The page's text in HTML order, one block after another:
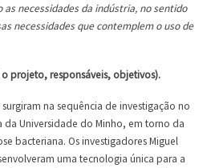
necessidades da indústria, no sentido
necessidades que contemplem o uso de
projeto, responsáveis, objetivos).
na sequência de investigação no
da Universidade do Minho, em torno da
bacteriana. Os investigadores Miguel
uma tecnologia única para a